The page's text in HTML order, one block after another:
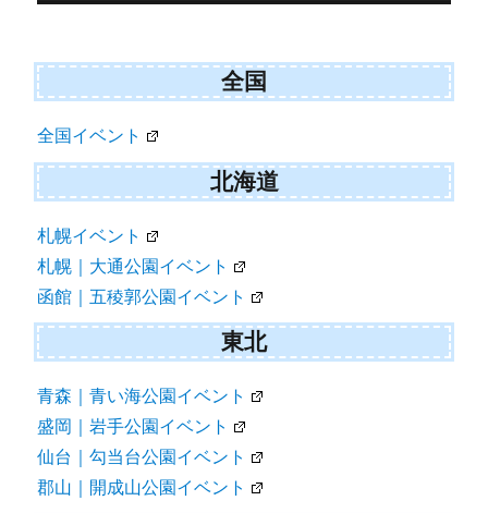
全国
全国イベント
北海道
札幌イベント
札幌｜大通公園イベント
函館｜五稜郭公園イベント
東北
青森｜青い海公園イベント
盛岡｜岩手公園イベント
仙台｜勾当台公園イベント
郡山｜開成山公園イベント